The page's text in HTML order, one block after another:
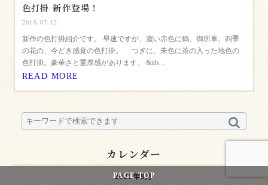
PAGETOP
色打掛 新作登場！
2015.07.12
新作の色打掛紹介です。 早速ですが、濃い赤色に鶴、御所車、四季
の花の、今どき感覚の色打掛。 つぎに、朱色に茶の入った地色の
色打掛。豪華さと重厚感があります。 &nb…
READ MORE
カレンダー
2026年8月